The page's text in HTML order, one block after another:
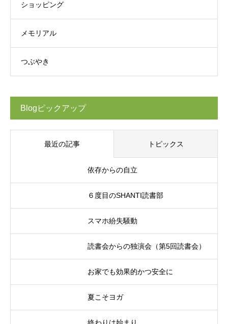
ショッピング
メモリアル
つぶやき
Blogピックアップ
最近の記事 トピックス
依存からの自立
６度目のSHANTI読書部
スマホ紛失騒動
読書会からの独演会（第5回読書会）
お家でも効果的かつ安全に
夏こそヨガ